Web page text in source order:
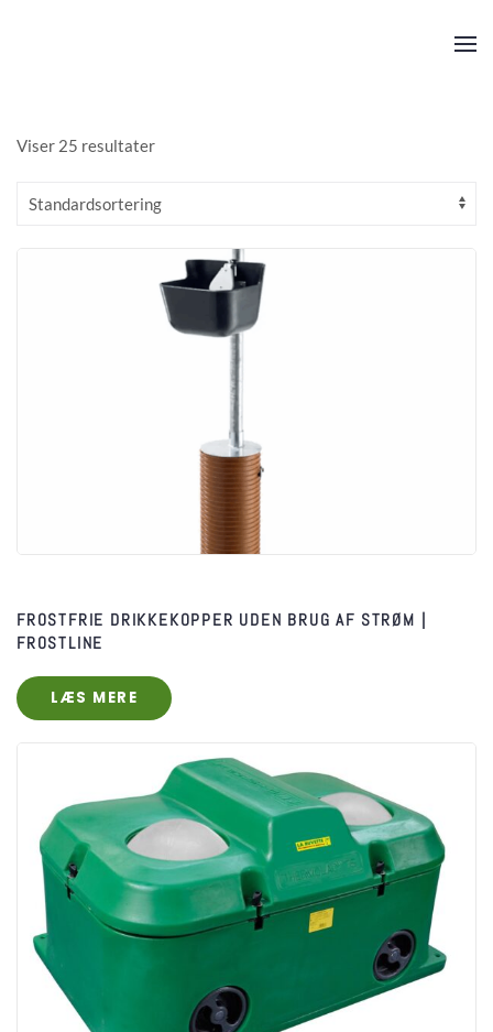
Viser 25 resultater
FROSTFRIE DRIKKEKOPPER UDEN BRUG AF STRØM |
FROSTLINE
LÆS MERE